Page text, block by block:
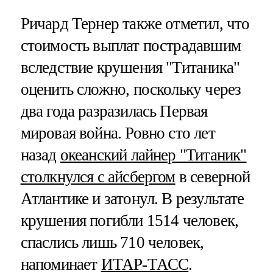
Ричард Тернер также отметил, что
стоимость выплат пострадавшим
вследствие крушения "Титаника"
оценить сложно, поскольку через
два года разразилась Первая
мировая война. Ровно сто лет
назад океанский лайнер "Титаник"
столкнулся с айсбергомв северной
Атлантике и затонул. В результате
крушения погибли 1514 человек,
спаслись лишь 710 человек,
напоминает ИТАР-ТАСС.